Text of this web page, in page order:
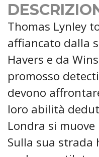
Thomas Lynley
affiancato dalla
Havers e da
promosso
devono
loro abilità
Londra si
Sulla sua strada